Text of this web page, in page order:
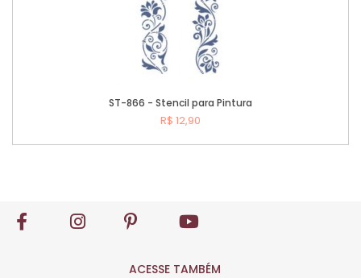
ST-866 - Stencil para Pintura
R$ 12,90
ACESSE TAMBÉM